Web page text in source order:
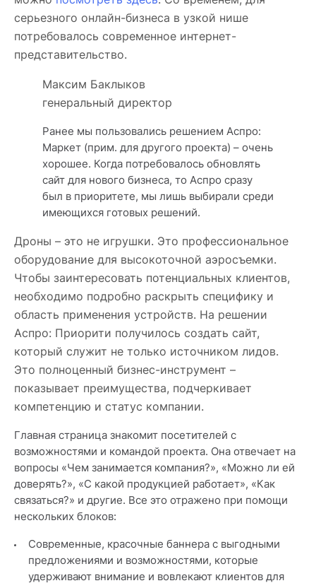
серьезного онлайн-бизнеса в узкой нише
потребовалось современное интернет-
представительство.
Максим Баклыков
генеральный директор
Ранее мы пользовались решением Аспро:
Маркет (прим. для другого проекта) – очень
хорошее. Когда потребовалось обновлять
сайт для нового бизнеса, то Аспро сразу
был в приоритете, мы лишь выбирали среди
имеющихся готовых решений.
Дроны – это не игрушки. Это профессиональное
оборудование для высокоточной аэросъемки.
Чтобы заинтересовать потенциальных клиентов,
необходимо подробно раскрыть специфику и
область применения устройств. На решении
Аспро: Приорити получилось создать сайт,
который служит не только источником лидов.
Это полноценный бизнес-инструмент –
показывает преимущества, подчеркивает
компетенцию и статус компании.
Главная страница знакомит посетителей с
возможностями и командой проекта. Она отвечает на
вопросы «Чем занимается компания?», «Можно ли ей
доверять?», «С какой продукцией работает», «Как
связаться?» и другие. Все это отражено при помощи
нескольких блоков:
Современные, красочные баннера с выгодными
предложениями и возможностями, которые
удерживают внимание и вовлекают клиентов для